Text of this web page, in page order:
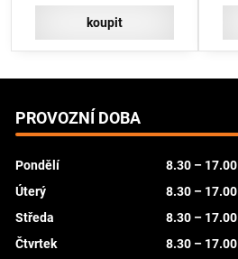
koupit
PROVOZNÍ DOBA
Pondělí
8.30 – 17.00
Úterý
8.30 – 17.00
Středa
8.30 – 17.00
Čtvrtek
8.30 – 17.00